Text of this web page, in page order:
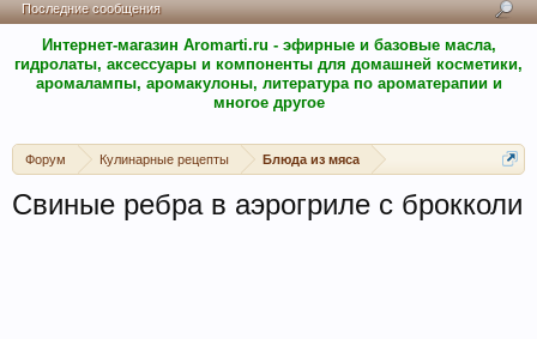
Интернет-магазин Aromarti.ru - эфирные и базовые масла,
гидролаты, аксессуары и компоненты для домашней косметики,
аромалампы, аромакулоны, литература по ароматерапии и
многое другое
Форум Кулинарные рецепты Блюда из мяса
Свиные ребра в аэрогриле с брокколи
Последние сообщения